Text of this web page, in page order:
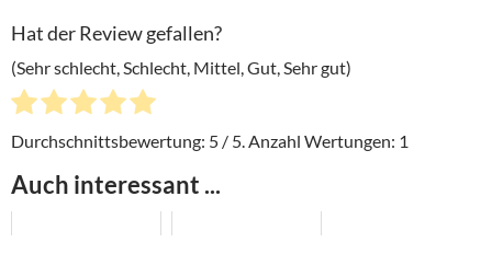
Hat der Review gefallen?
(Sehr schlecht, Schlecht, Mittel, Gut, Sehr gut)
Durchschnittsbewertung: 5 / 5. Anzahl Wertungen: 1
Auch interessant ...